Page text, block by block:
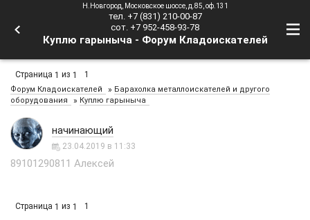
Н.Новгород, Московское шоссе, д.85, оф.131
тел. +7 (831) 210-00-87
сот. +7 952-458-93-78
Куплю гарыныча - Форум Кладоискателей
Страница 1 из 1 1
Форум Кладоискателей » Барахолка металлоискателей и другого
оборудования
» Куплю гарыныча
начинающий
23.04.2019 в 11:33
89101290811 Алексей
Страница 1 из 1 1